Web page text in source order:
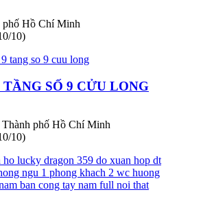
phố Hồ Chí Minh
10)
SỐ 9 CỬU LONG
phố Hồ Chí Minh
10)